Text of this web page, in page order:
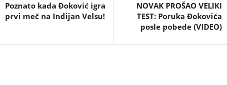
Poznato kada Đoković igra
prvi meč na Indijan Velsu!
NOVAK PROŠAO VELIKI
TEST: Poruka Đokovića
posle pobede (VIDEO)